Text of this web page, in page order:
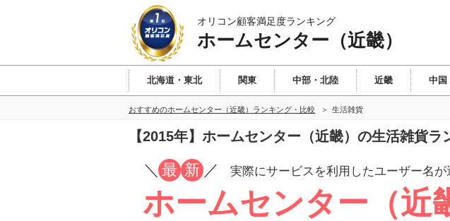
オリコン顧客満足度ランキング
ホームセンター（近畿）
北海道・東北 関東 中部・北陸 近畿 中国
おすすめのホームセンター（近畿）ランキング・比較 生活雑貨
【2015年】ホームセンター（近畿）の生活雑貨ラ
／ 最 新 ／ 実際にサービスを利用したユーザー名が
ホームセンター（近